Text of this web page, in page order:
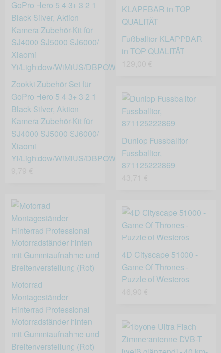
Zookki Zubehör Set für
GoPro Hero 5 4 3+ 3 2 1
Black Silver, Aktion
Kamera Zubehör-Kit für
SJ4000 SJ5000 SJ6000/
Xiaomi
Yi/Lightdow/WiMiUS/DBPOWER
Fußballtor KLAPPBAR
in TOP QUALITÄT
Dunlop Fussballtor
Fussballtor,
871125222869
Motorrad
Montageständer
Hinterrad Professional
Motorradständer hinten
mit Gummiaufnahme und
Breitenverstellung (Rot)
4D Cityscape 51000 -
Game Of Thrones -
Puzzle of Westeros